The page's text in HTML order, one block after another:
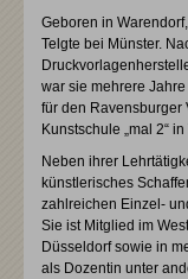
Geboren in
Telgte bei Münster.
war sie mehrere
für den Ravensburger
Kunstschule „mal 2“
Neben ihrer
künstlerisches
zahlreichen Einzel-
Sie ist Mitglied im
Düsseldorf sowie in
als Dozentin unter